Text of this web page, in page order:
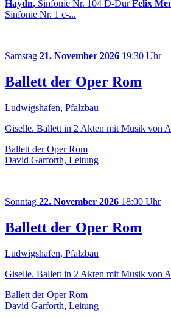
Haydn, Sinfonie Nr. 104 D-DurFelix
Sinfonie Nr. 1 c-...
Samstag 21. November 2026 19:30 Uhr
Ballett der Oper Rom
Ludwigshafen, Pfalzbau
Giselle. Ballett in 2 Akten mit Musik von
Ballett der Oper Rom
David Garforth, Leitung
Sonntag 22. November 2026 18:00 Uhr
Ballett der Oper Rom
Ludwigshafen, Pfalzbau
Giselle. Ballett in 2 Akten mit Musik von
Ballett der Oper Rom
David Garforth, Leitung